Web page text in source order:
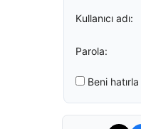
Kullanıcı adı:
Parola:
Beni hatırla